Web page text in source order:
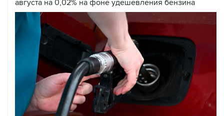
августа на 0,02% на фоне удешевления бензина